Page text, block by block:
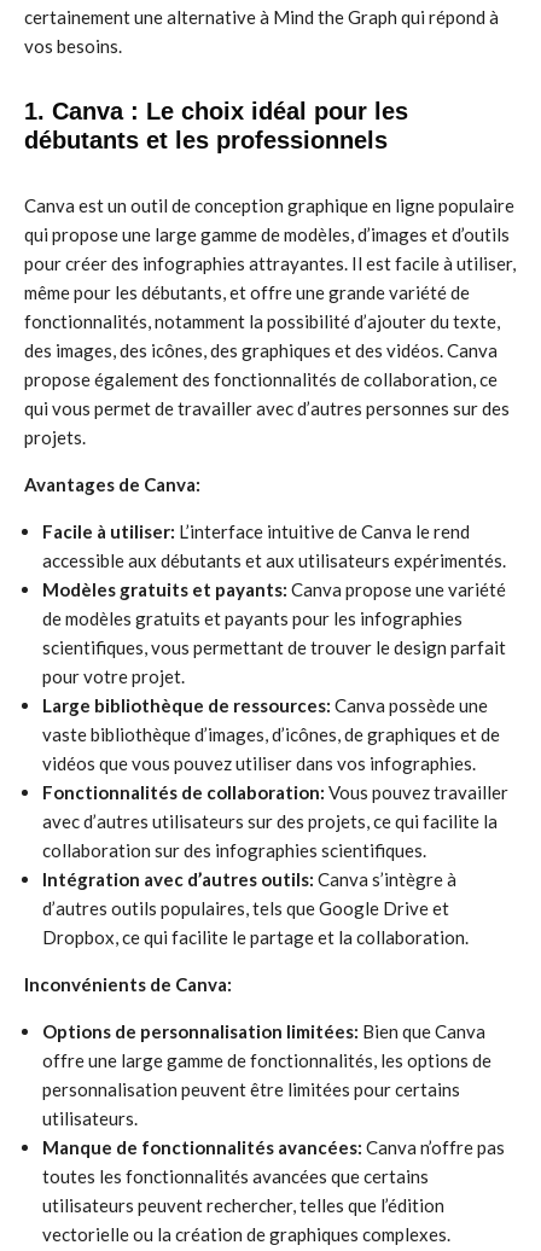
certainement une alternative à Mind the Graph qui répond à
vos besoins.
1. Canva : Le choix idéal pour les
débutants et les professionnels
Canva est un outil de conception graphique en ligne populaire
qui propose une large gamme de modèles, d’images et d’outils
pour créer des infographies attrayantes. Il est facile à utiliser,
même pour les débutants, et offre une grande variété de
fonctionnalités, notamment la possibilité d’ajouter du texte,
des images, des icônes, des graphiques et des vidéos. Canva
propose également des fonctionnalités de collaboration, ce
qui vous permet de travailler avec d’autres personnes sur des
projets.
Avantages de Canva:
Facile à utiliser: L’interface intuitive de Canva le rend
accessible aux débutants et aux utilisateurs expérimentés.
Modèles gratuits et payants: Canva propose une variété
de modèles gratuits et payants pour les infographies
scientifiques, vous permettant de trouver le design parfait
pour votre projet.
Large bibliothèque de ressources: Canva possède une
vaste bibliothèque d’images, d’icônes, de graphiques et de
vidéos que vous pouvez utiliser dans vos infographies.
Fonctionnalités de collaboration: Vous pouvez travailler
avec d’autres utilisateurs sur des projets, ce qui facilite la
collaboration sur des infographies scientifiques.
Intégration avec d’autres outils: Canva s’intègre à
d’autres outils populaires, tels que Google Drive et
Dropbox, ce qui facilite le partage et la collaboration.
Inconvénients de Canva:
Options de personnalisation limitées: Bien que Canva
offre une large gamme de fonctionnalités, les options de
personnalisation peuvent être limitées pour certains
utilisateurs.
Manque de fonctionnalités avancées: Canva n’offre pas
toutes les fonctionnalités avancées que certains
utilisateurs peuvent rechercher, telles que l’édition
vectorielle ou la création de graphiques complexes.